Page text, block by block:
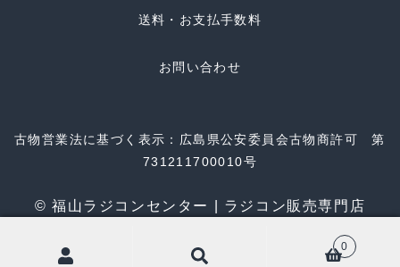
送料・お支払手数料
お問い合わせ
古物営業法に基づく表示：広島県公安委員会古物商許可 第
731211700010号
© 福山ラジコンセンター | ラジコン販売専門店
0